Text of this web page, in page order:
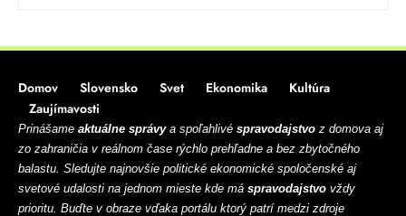
Domov Slovensko Svet Ekonomika
Kultúra
Zaujímavosti
Prinášame aktuálne správya spoľahlivé spravodajstvo z domova aj
zo zahraničia v reálnom čase rýchlo prehľadne a bez zbytočného
balastu. Sledujte najnovšie politické ekonomické spoločenské aj
svetové udalosti na jednom mieste kde má spravodajstvo vždy
prioritu. Buďte v obraze vďaka portálu ktorý patrí medzi zdroje